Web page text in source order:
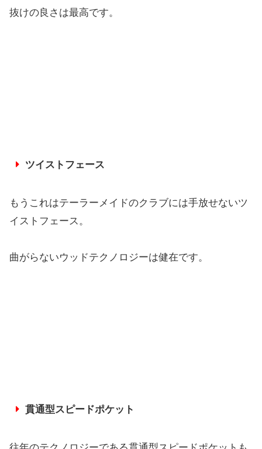
抜けの良さは最高です。
ツイストフェース
もうこれはテーラーメイドのクラブには手放せないツ
イストフェース。
曲がらないウッドテクノロジーは健在です。
貫通型スピードポケット